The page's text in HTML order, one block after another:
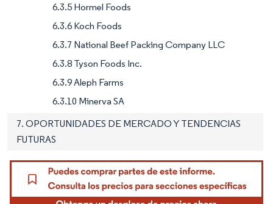
6.3.5 Hormel Foods
6.3.6 Koch Foods
6.3.7 National Beef Packing Company LLC
6.3.8 Tyson Foods Inc.
6.3.9 Aleph Farms
6.3.10 Minerva SA
7. OPORTUNIDADES DE MERCADO Y TENDENCIAS
FUTURAS